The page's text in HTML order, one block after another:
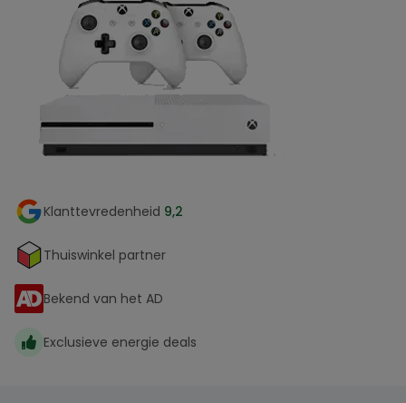
Klanttevredenheid 9,2
Thuiswinkel partner
Bekend van het AD
Exclusieve energie deals